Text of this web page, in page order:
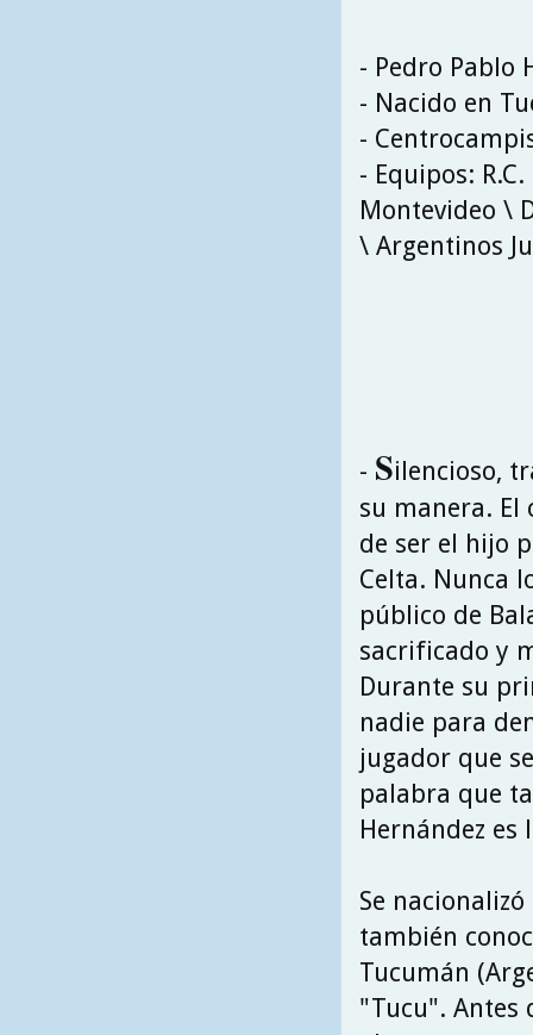
- Pedro Pablo
- Nacido en
-
- Equipos:
Montevideo \
\ Argentinos
- Silencioso,
su manera. El
de ser el hijo
Celta. Nunca
público de
sacrificado y
Durante su
nadie para
jugador que
palabra que
Hernández
Se
también
Tucumán
"Tucu". Antes